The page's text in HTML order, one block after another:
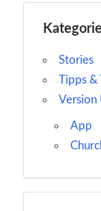
Stories
Tipps
Version
App